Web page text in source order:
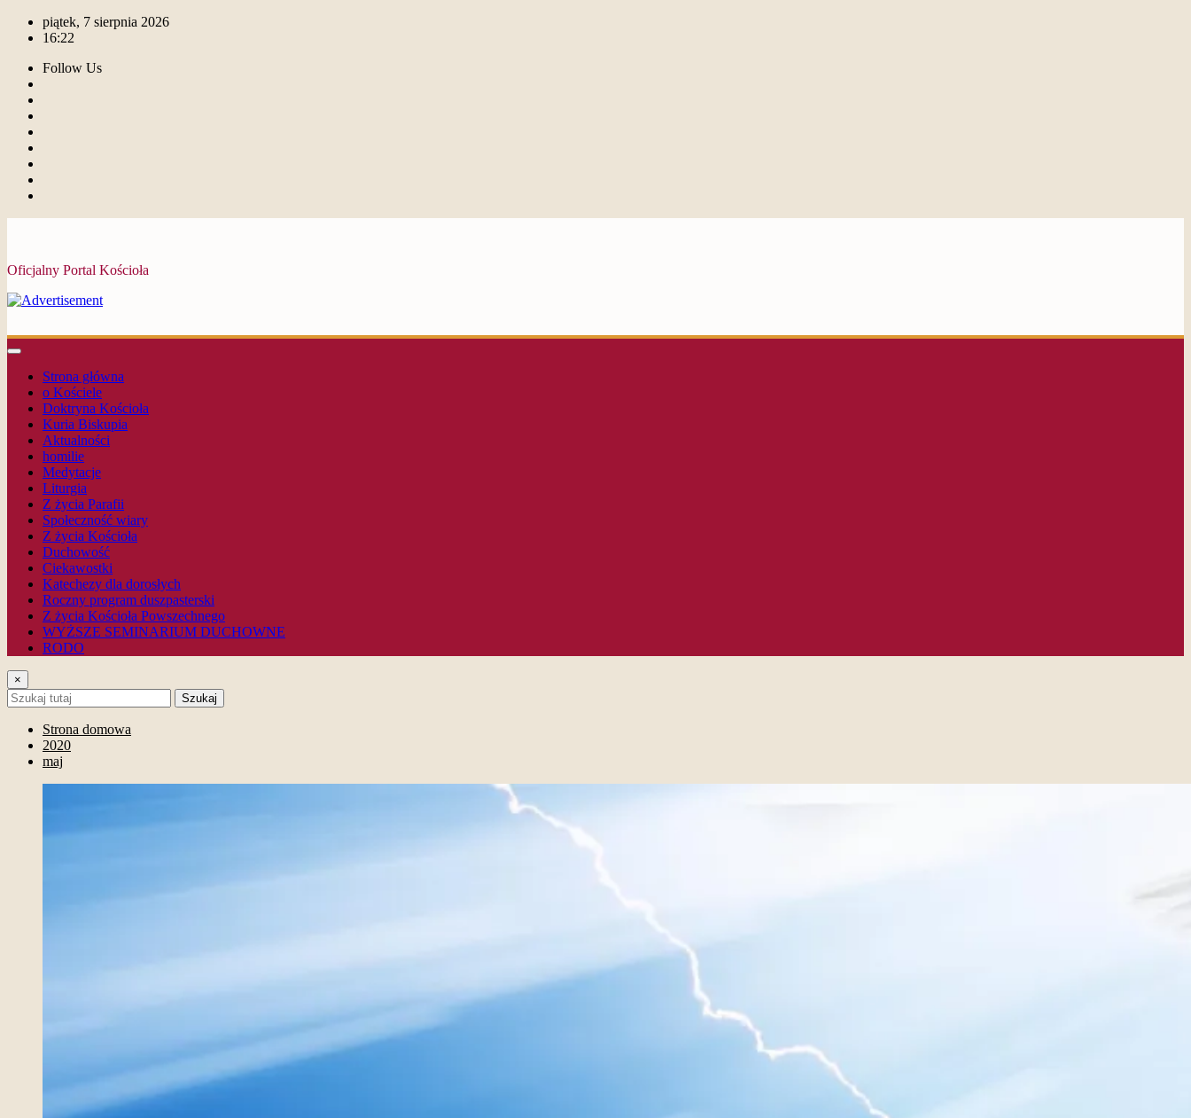
piątek, 7 sierpnia 2026
16:22
Follow Us
Oficjalny Portal Kościoła
Strona główna
o Kościele
Doktryna Kościoła
Kuria Biskupia
Aktualności
homilie
Medytacje
Liturgia
Z życia Parafii
Społeczność wiary
Z życia Kościoła
Duchowość
Ciekawostki
Katechezy dla dorosłych
Roczny program duszpasterski
Z życia Kościoła Powszechnego
WYŻSZE SEMINARIUM DUCHOWNE
RODO
×
Szukaj
Strona domowa
2020
maj